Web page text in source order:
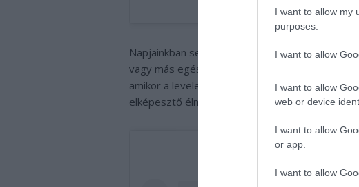
I want to allow my
purposes.
I want to allow
I want to allow
web or device
I want to allow
or app.
I want to allow
Napjainkban sem egyszerű feljutni a
vagy más egészségügyi problémákkal küzd.
amikor a levelek és a növényzet teljesen
elképesztő élményben és hihetetlen